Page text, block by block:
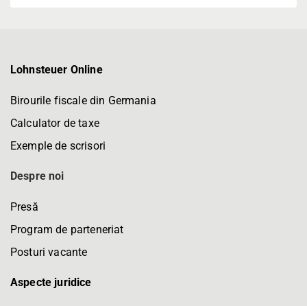
Lohnsteuer Online
Birourile fiscale din Germania
Calculator de taxe
Exemple de scrisori
Despre noi
Presă
Program de parteneriat
Posturi vacante
Aspecte juridice